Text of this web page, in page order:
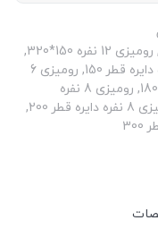
سایز رومیزی: رومیزی 10 نفره 150*280, رومیزی 12 نفره 150*320,
رومیزی 4 نفره 150*150, رومیزی 4 نفره دایره قطر 150, رومیزی 6
نفره 150*180, رومیزی 6 نفره دایره قطر 180, رومیزی 8 نفره
150*220, رومیزی 8 نفره 150*250, رومیزی 8 نفره دایره قطر 200,